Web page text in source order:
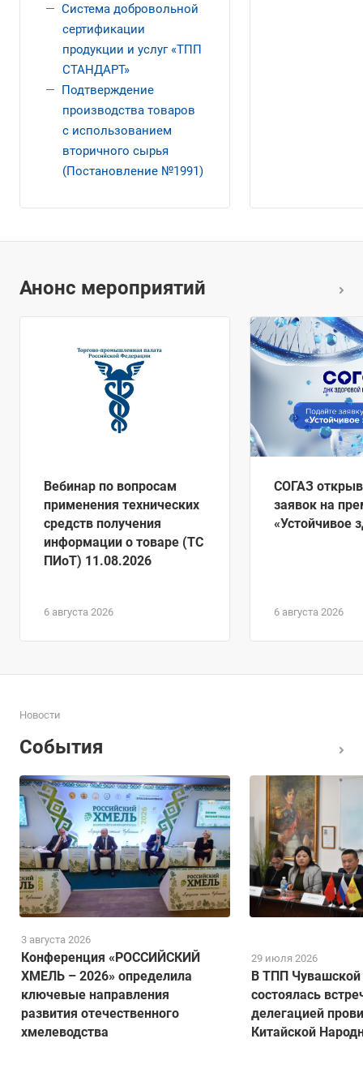
Система добровольной
сертификации
продукции и услуг «ТПП
СТАНДАРТ»
Подтверждение
производства товаров
с использованием
вторичного сырья
(Постановление №1991)
Анонс мероприятий
6 августа 2026
Вебинар по вопросам
применения технических
средств получения
информации о товаре (ТС
ПИоТ) 11.08.2026
6 августа 2026
СОГАЗ
заявок на
«Устойчивое
Новости
События
Конференция «РОССИЙСКИЙ
ХМЕЛЬ – 2026» определила
ключевые направления
развития отечественного
хмелеводства
3 августа 2026
В ТПП Чувашской
состоялась
делегацией
Китайской
29 июля 2026